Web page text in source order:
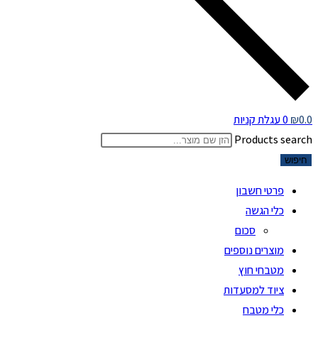
₪0.0
0 עגלת קניות
Products search
חיפוש
פרטי חשבון
כלי הגשה
סכום
מוצרים נוספים
מטבחי חוץ
ציוד למסעדות
כלי מטבח